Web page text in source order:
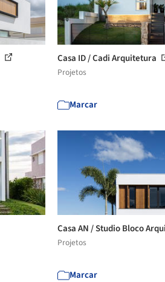
Casa ID / Cadi Arquitetura
Projetos
Marcar
Casa AN / Studio Bloco
Projetos
Marcar